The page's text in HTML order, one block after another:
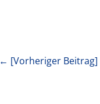
← [Vorheriger Beitrag]